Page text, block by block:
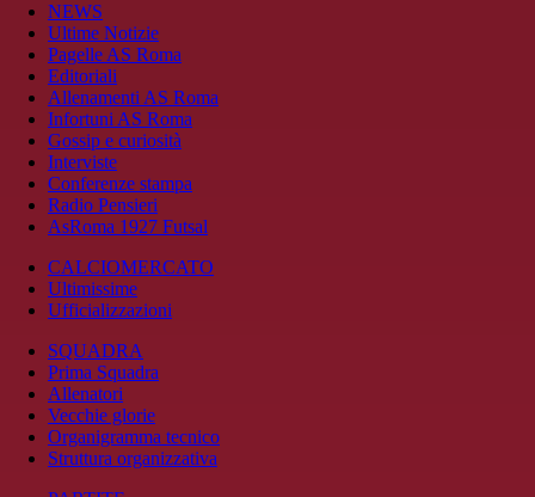
NEWS
Ultime Notizie
Pagelle AS Roma
Editoriali
Allenamenti AS Roma
Infortuni AS Roma
Gossip e curiosità
Interviste
Conferenze stampa
Radio Pensieri
AsRoma 1927 Futsal
CALCIOMERCATO
Ultimissime
Ufficializzazioni
SQUADRA
Prima Squadra
Allenatori
Vecchie glorie
Organigramma tecnico
Struttura organizzativa